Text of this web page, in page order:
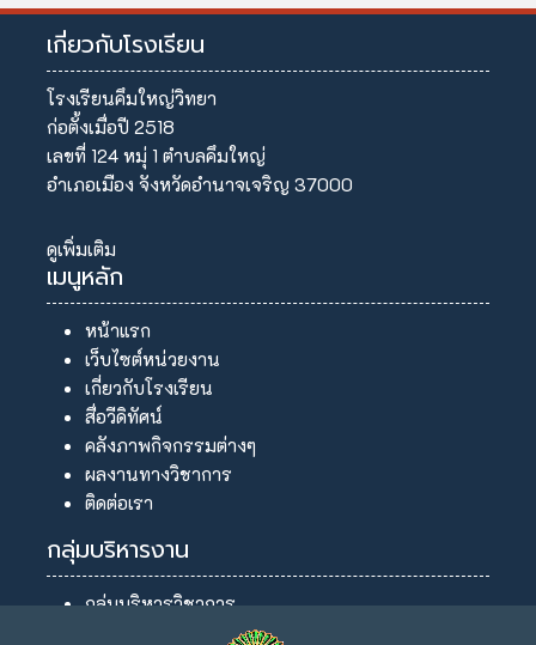
เกี่ยวกับโรงเรียน
โรงเรียนคึมใหญ่วิทยา
ก่อตั้งเมื่อปี 2518
เลขที่ 124 หมุ่ 1 ตำบลคึมใหญ่
อำเภอเมือง จังหวัดอำนาจเจริญ 37000
ดูเพิ่มเติม
เมนูหลัก
หน้าแรก
เว็บไซต์หน่วยงาน
เกี่ยวกับโรงเรียน
สื่อวีดิทัศน์
คลังภาพกิจกรรมต่างๆ
ผลงานทางวิชาการ
ติดต่อเรา
กลุ่มบริหารงาน
กลุ่มบริหารวิชาการ
กลุ่มบริหารงานบุคคล